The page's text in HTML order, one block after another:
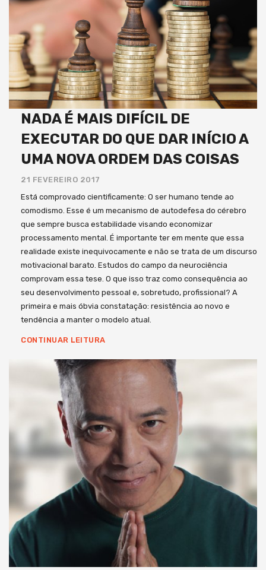
NADA É MAIS DIFÍCIL DE
EXECUTAR DO QUE DAR INÍCIO A
UMA NOVA ORDEM DAS COISAS
21 FEVEREIRO 2017
Está comprovado cientificamente: O ser humano tende ao
comodismo. Esse é um mecanismo de autodefesa do cérebro
que sempre busca estabilidade visando economizar
processamento mental. É importante ter em mente que essa
realidade existe inequivocamente e não se trata de um discurso
motivacional barato. Estudos do campo da neurociência
comprovam essa tese. O que isso traz como consequência ao
seu desenvolvimento pessoal e, sobretudo, profissional? A
primeira e mais óbvia constatação: resistência ao novo e
tendência a manter o modelo atual.
CONTINUAR LEITURA